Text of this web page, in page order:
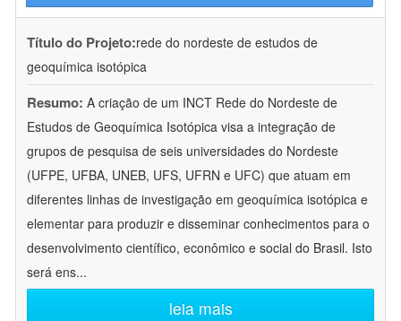
Título do Projeto:rede do nordeste de estudos de
geoquímica isotópica
Resumo: A criação de um INCT Rede do Nordeste de
Estudos de Geoquímica Isotópica visa a integração de
grupos de pesquisa de seis universidades do Nordeste
(UFPE, UFBA, UNEB, UFS, UFRN e UFC) que atuam em
diferentes linhas de investigação em geoquímica isotópica e
elementar para produzir e disseminar conhecimentos para o
desenvolvimento científico, econômico e social do Brasil. Isto
será ens...
leia mais